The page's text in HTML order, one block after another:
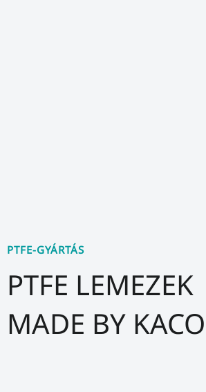
PTFE-GYÁRTÁS
PTFE LEMEZEK
MADE BY KACO